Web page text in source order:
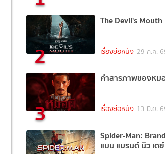
2
The Devil's
เรื่องย่อหนัง 29 ก.ค.
3
คำสารภาพของหม
เรื่องย่อหนัง 13 มิ.ย.
Spider-Man:
แมน แบรนด์ นิว เดย์